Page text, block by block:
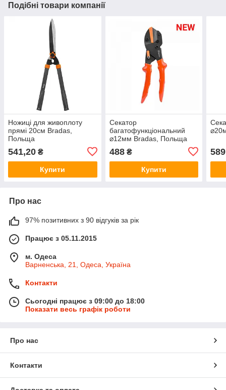
Подібні товари компанії
Ножиці для живоплоту
прямі 20см Bradas,
Польща
541,20 ₴
Купити
Секатор
багатофункціональний
⌀12мм Bradas, Польща
488₴
Купити
Про нас
97% позитивних з 90 відгуків за рік
Працює з 05.11.2015
м. Одеса
Варненська, 21, Одеса, Україна
Контакти
Сьогодні працює з 09:00 до 18:00
Показати весь графік роботи
Про нас
Контакти